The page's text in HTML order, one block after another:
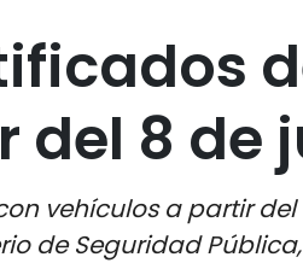
del 8 de
vehículos a partir del
de Seguridad